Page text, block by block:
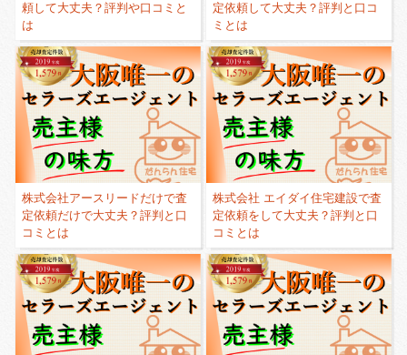
頼して大丈夫？評判や口コミと
は
定依頼して大丈夫？評判と口コ
ミとは
株式会社アースリードだけで査
定依頼だけで大丈夫？評判と口
コミとは
株式会社 エイダイ住宅建設で査
定依頼をして大丈夫？評判と口
コミとは